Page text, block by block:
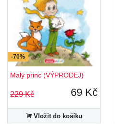
-70%
Malý princ (VÝPRODEJ)
229 Kč 69 Kč
Vložit do košíku